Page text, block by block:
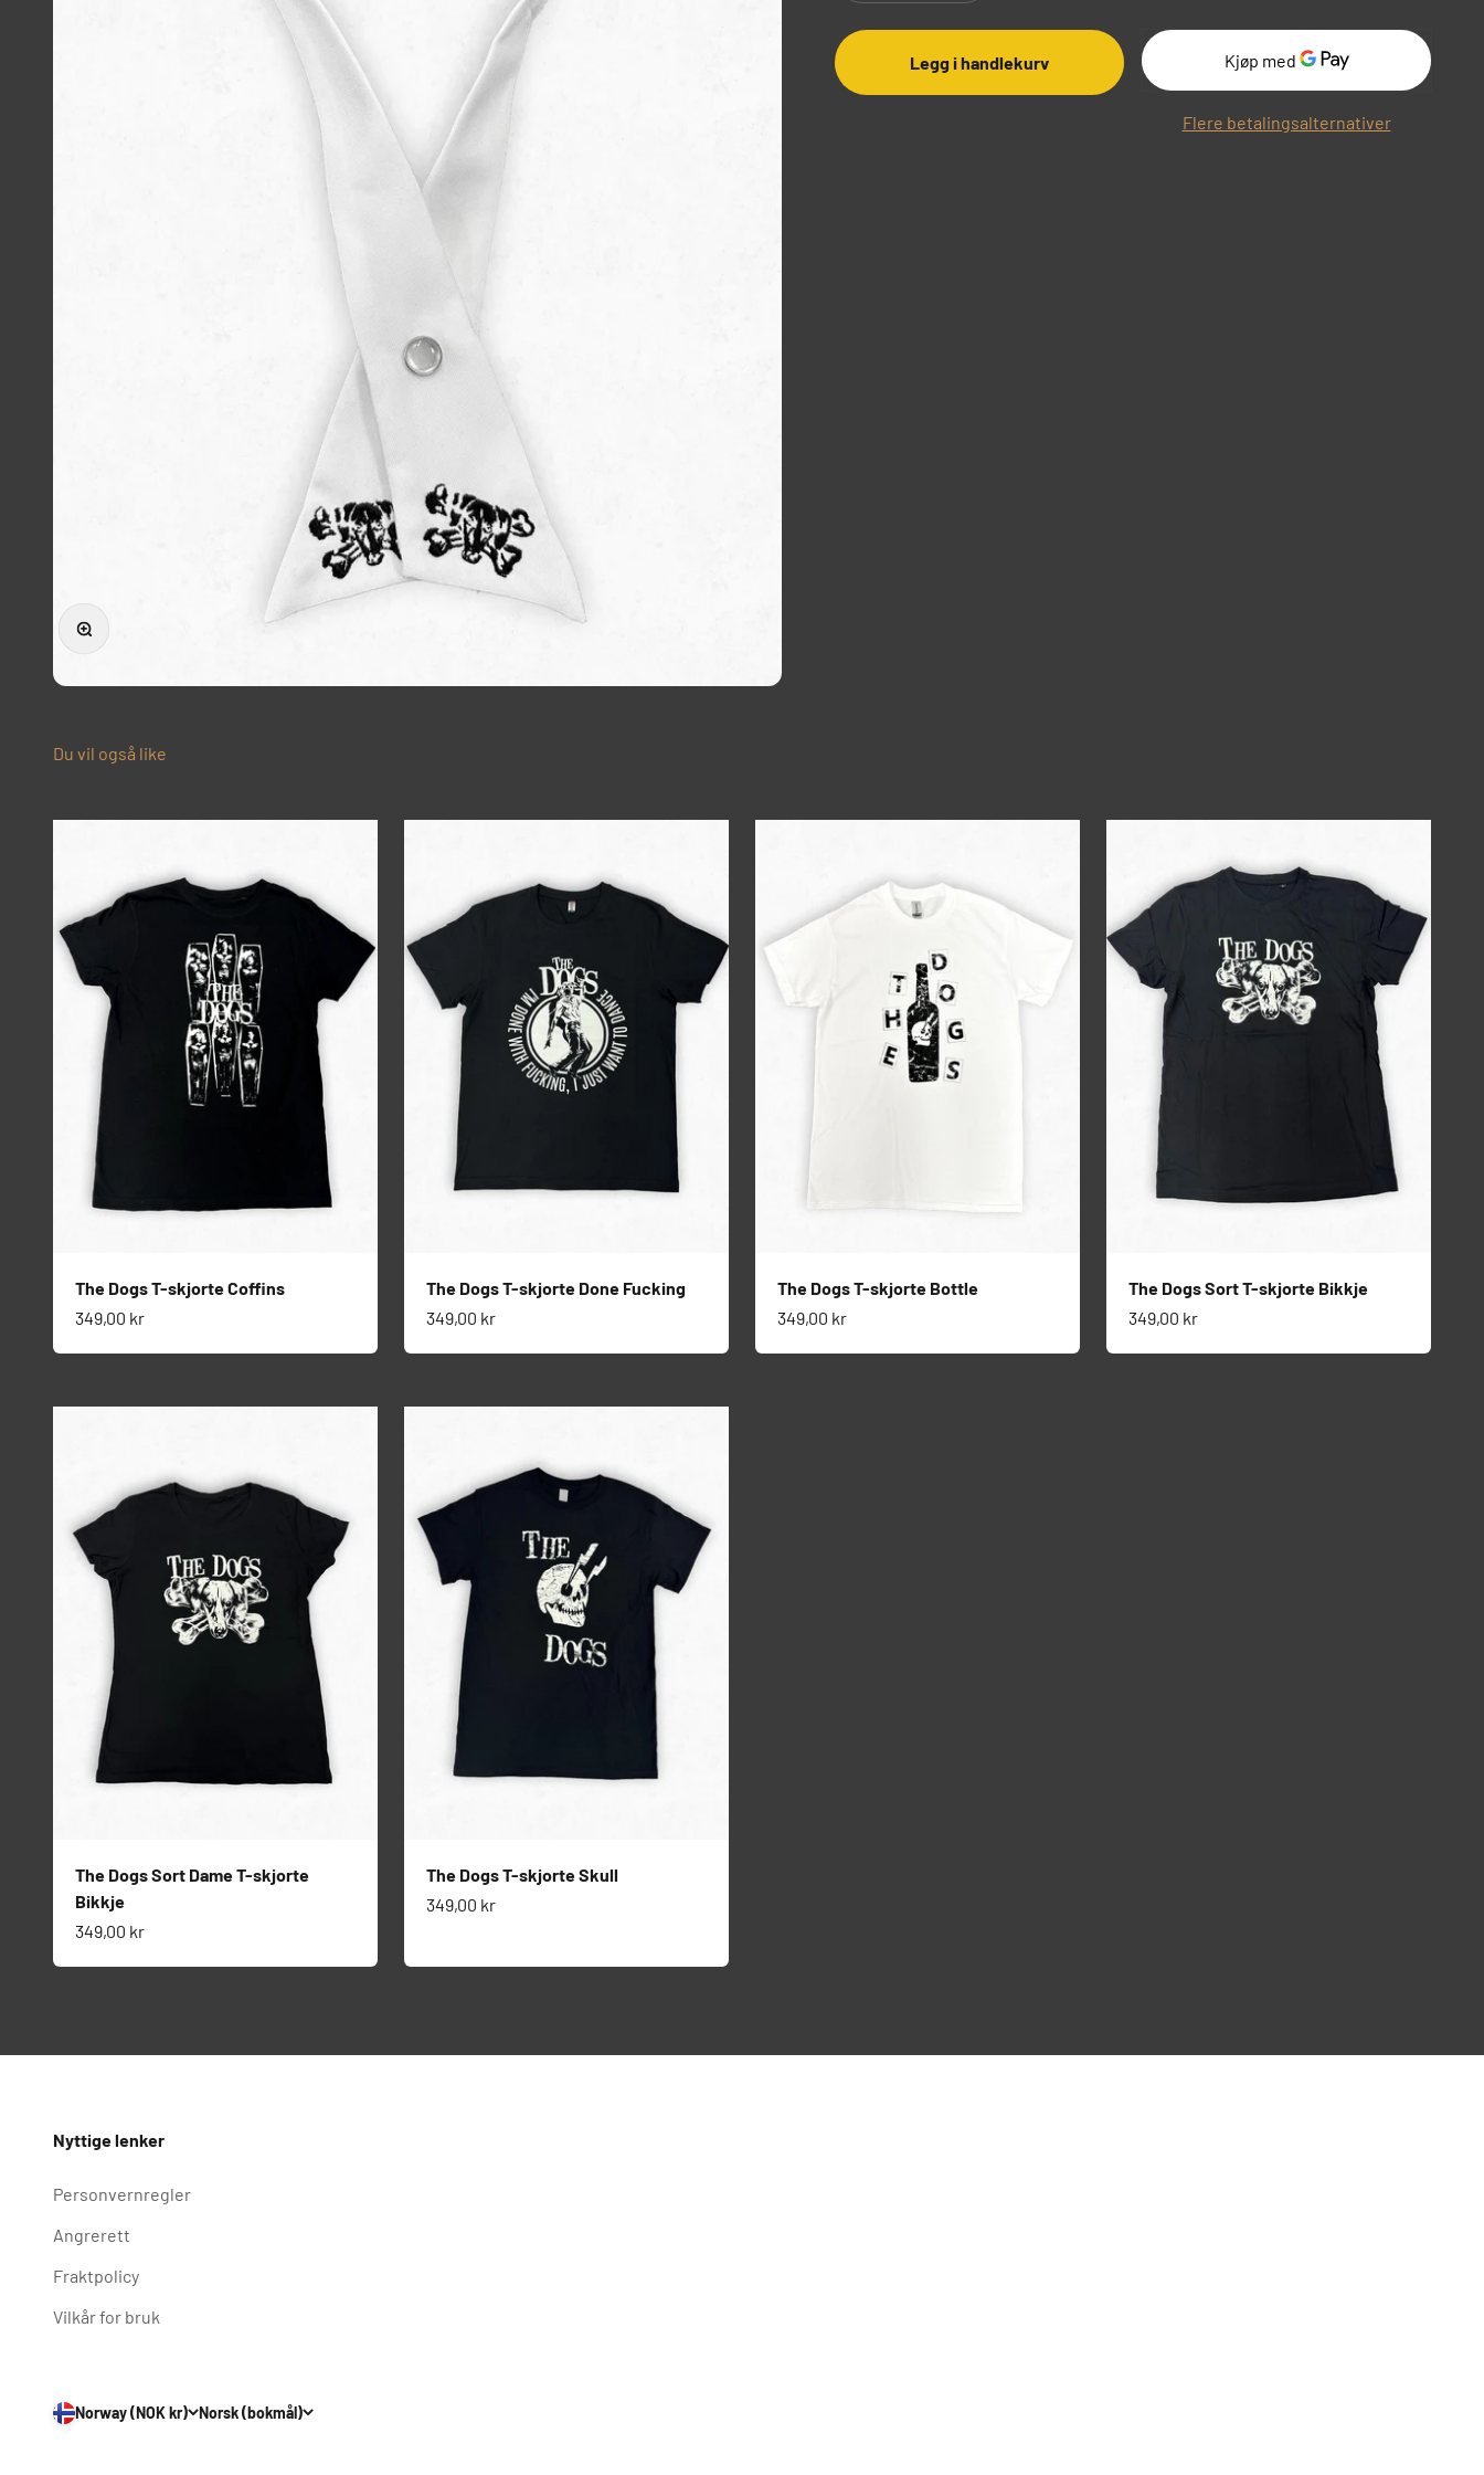
Forstørr
Legg i handlekurv
Flere betalingsalternativer
The Dogs T-skjorte Coffins
Salgspris
349,00 kr
The Dogs T-skjorte Done Fucking
Salgspris
349,00 kr
The Dogs T-skjorte Bottle
Salgspris
349,00 kr
The Dogs Sort T-skjorte Bikkje
Salgspris
349,00 kr
The Dogs Sort Dame T-skjorte
Bikkje
Salgspris
349,00 kr
The Dogs T-skjorte Skull
Salgspris
349,00 kr
Nyttige lenker
Personvernregler
Angrerett
Fraktpolicy
Vilkår for bruk
Norway (NOK kr) Norsk (bokmål)